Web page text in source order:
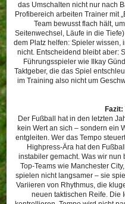
das Umschalten nicht nur nach
Profibereich arbeiten Trainer mit
Team bewusst flach hält,
Seitenwechsel, Läufe in die
dem Platz helfen: Spieler
nicht. Entscheidend bleibt aber:
Führungsspieler wie Ilkay
Taktgeber, die das Spiel
im Training also nicht um
Der Fußball hat in den letzten
kein Wert an sich – sondern ein
entgleiten. Wer das Tempo
Highpress-Ära hat den
instabiler gemacht. Was wir
Top-Teams wie Manchester
spielen nicht langsamer – sie
Variieren von Rhythmus, die
neuen taktischen Reife. Die